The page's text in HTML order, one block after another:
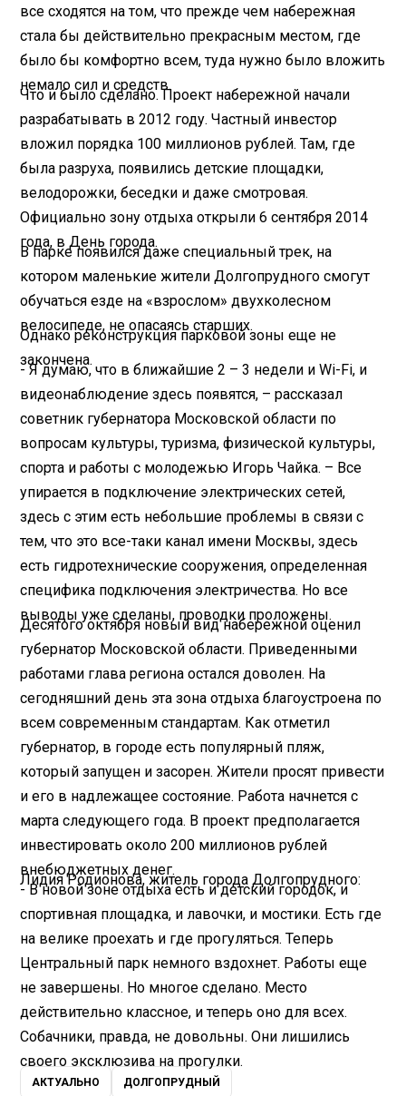
все сходятся на том, что прежде чем набережная
стала бы действительно прекрасным местом, где
было бы комфортно всем, туда нужно было вложить
немало сил и средств.
Что и было сделано. Проект набережной начали
разрабатывать в 2012 году. Частный инвестор
вложил порядка 100 миллионов рублей. Там, где
была разруха, появились детские площадки,
велодорожки, беседки и даже смотровая.
Официально зону отдыха открыли 6 сентября 2014
года, в День города.
В парке появился даже специальный трек, на
котором маленькие жители Долгопрудного смогут
обучаться езде на «взрослом» двухколесном
велосипеде, не опасаясь старших.
Однако реконструкция парковой зоны еще не
закончена.
- Я думаю, что в ближайшие 2 – 3 недели и Wi-Fi, и
видеонаблюдение здесь появятся, – рассказал
советник губернатора Московской области по
вопросам культуры, туризма, физической культуры,
спорта и работы с молодежью Игорь Чайка. – Все
упирается в подключение электрических сетей,
здесь с этим есть небольшие проблемы в связи с
тем, что это все-таки канал имени Москвы, здесь
есть гидротехнические сооружения, определенная
специфика подключения электричества. Но все
выводы уже сделаны, проводки проложены.
Десятого октября новый вид набережной оценил
губернатор Московской области. Приведенными
работами глава региона остался доволен. На
сегодняшний день эта зона отдыха благоустроена по
всем современным стандартам. Как отметил
губернатор, в городе есть популярный пляж,
который запущен и засорен. Жители просят привести
и его в надлежащее состояние. Работа начнется с
марта следующего года. В проект предполагается
инвестировать около 200 миллионов рублей
внебюджетных денег.
Лидия Родионова, житель города Долгопрудного:
- В новой зоне отдыха есть и детский городок, и
спортивная площадка, и лавочки, и мостики. Есть где
на велике проехать и где прогуляться. Теперь
Центральный парк немного вздохнет. Работы еще
не завершены. Но многое сделано. Место
действительно классное, и теперь оно для всех.
Собачники, правда, не довольны. Они лишились
своего эксклюзива на прогулки.
АКТУАЛЬНО ДОЛГОПРУДНЫЙ